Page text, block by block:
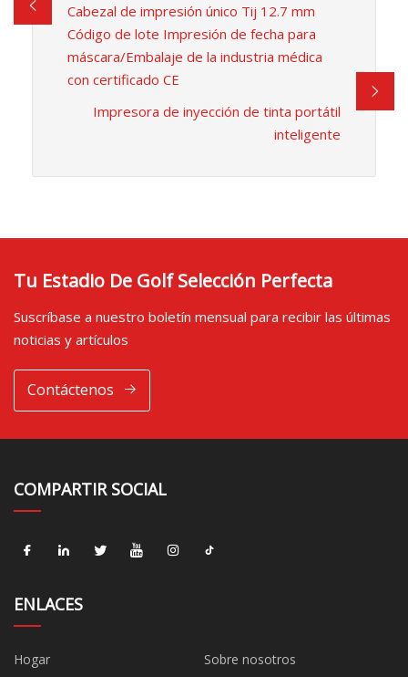
Cabezal de impresión único Tij 12.7 mm
Código de lote Impresión de fecha para
máscara/Embalaje de la industria médica
con certificado CE
Impresora de inyección de tinta portátil
inteligente
Tu Estadio De Golf Selección Perfecta
Suscríbase a nuestro boletín mensual para recibir las últimas
noticias y artículos
Contáctenos
COMPARTIR SOCIAL
ENLACES
Hogar
Sobre nosotros